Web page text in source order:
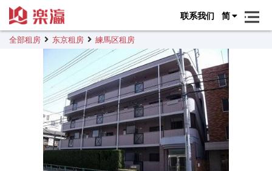
联系我们 简
全部租房 东京租房 練馬区租房